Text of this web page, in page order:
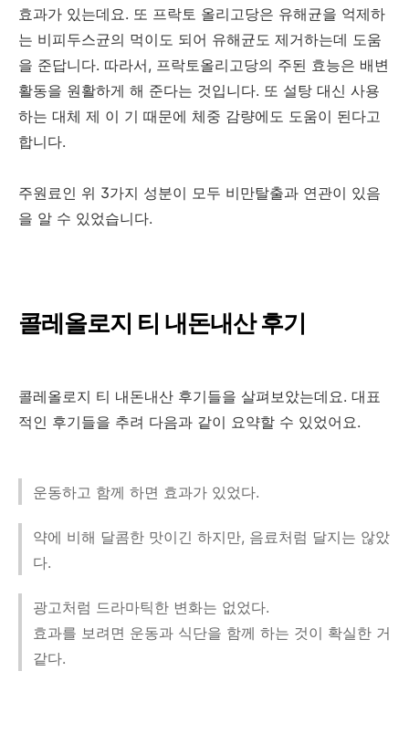
효과가 있는데요. 또 프락토 올리고당은 유해균을 억제하
는 비피두스균의 먹이도 되어 유해균도 제거하는데 도움
을 준답니다. 따라서, 프락토올리고당의 주된 효능은 배변
활동을 원활하게 해 준다는 것입니다. 또 설탕 대신 사용
하는 대체 제 이 기 때문에 체중 감량에도 도움이 된다고
합니다.
주원료인 위 3가지 성분이 모두 비만탈출과 연관이 있음
을 알 수 있었습니다.
콜레올로지 티 내돈내산 후기
콜레올로지 티 내돈내산 후기들을 살펴보았는데요. 대표
적인 후기들을 추려 다음과 같이 요약할 수 있었어요.
운동하고 함께 하면 효과가 있었다.
약에 비해 달콤한 맛이긴 하지만, 음료처럼 달지는 않았
다.
광고처럼 드라마틱한 변화는 없었다.
효과를 보려면 운동과 식단을 함께 하는 것이 확실한 거
같다.